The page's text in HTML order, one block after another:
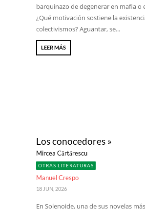
barquinazo de degenerar en mafia o
¿Qué motivación sostiene la
colectivismos? Aguantar, se...
LEER MÁS
Los conocedores »
Mircea Cărtărescu
OTRAS LITERATURAS
Manuel Crespo
18 JUN, 2026
En Solenoide, una de sus novelas más